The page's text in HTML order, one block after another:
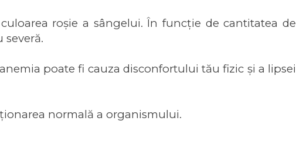
roșie a sângelui. În funcție de cantitatea de
poate fi cauza disconfortului tău fizic și a lipsei
normală a organismului.